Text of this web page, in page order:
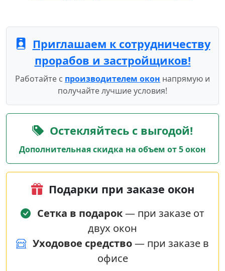
Приглашаем к сотрудничеству
прорабов и застройщиков!
Работайте с производителем окон напрямую и
получайте лучшие условия!
Остекляйтесь с выгодой!
Дополнительная скидка на объем от 5 окон
Подарки при заказе окон
Сетка в подарок— при заказе от
двух окон
Уходовое средство— при заказе в
офисе